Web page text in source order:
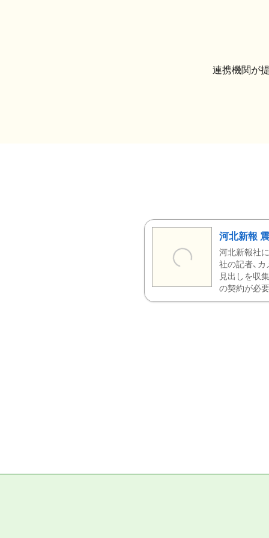
連携機関が
河北新報
河北新報社
社の記者、
見出しを収
の契約が必要